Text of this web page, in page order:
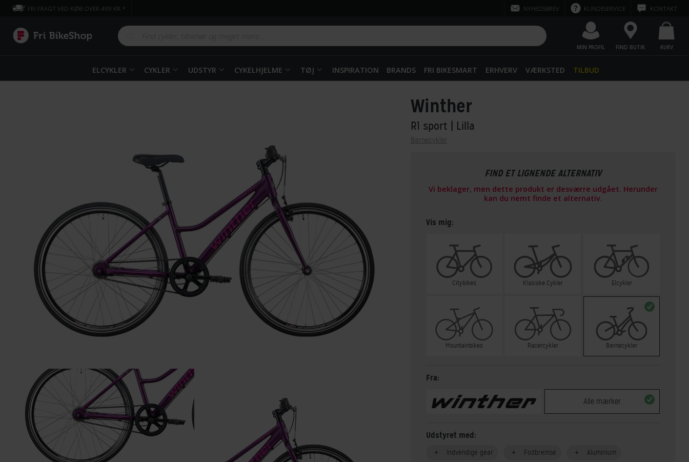
FRI FRAGT VED KØB OVER 499 KR.* NYHEDSBREV KUNDESERVICE KONTAKT
MIN PROFIL FIND BUTIK KURV
ELCYKLER CYKLER UDSTYR CYKELHJELME TØJ INSPIRATION BRANDS FRI BIKESMART ERHVERV VÆRKSTED TILBUD
Winther
R1 sport | Lilla
Børnecykler
FIND ET LIGNENDE ALTERNATIV
Vi beklager, men dette produkt er desværre udgået. Herunder
kan du nemt finde et alternativ.
Vis mig:
Citybikes Klasiske Cykler Elcykler
Mountainbikes Racercykler Børnecykler
Fra:
Alle mærker
Udstyret med:
Indvendige gear Fodbremse Aluminium